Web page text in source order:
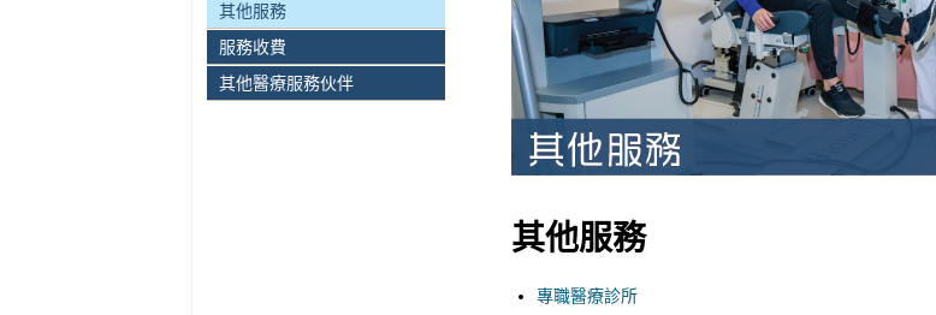
其他服務
服務收費
其他醫療服務伙伴
其他服務
專職醫療診所